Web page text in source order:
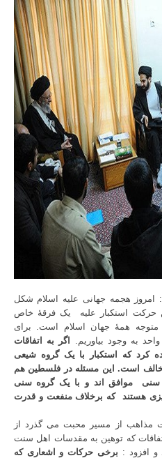
امروز هجمه جهانی علیه اسلام شکل
استکبار علیه
یک فرقۀ خاص
متوجه همۀ جهان اسلام است. برای
به وجود بیاوریم.
اگر به اتفاقات
کرد که استکبار با یک گروه شیعی
است. این مسئله در فلسطین هم
سنی
موافق اند و با یک گروه سنی
هستند
که برخلاف منفعت و قدرت
مذاهب از مسیر محبت می گذرد از
که توهین به مقدسات اهل سنت
افزود : برخی حرکات و اشعاری که